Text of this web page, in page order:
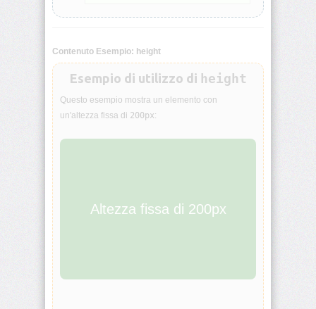
animation-
animation-
duration
animation-
fill-
mode
animation-
iteration-
count
animation-
name
animation-
play-
state
Contenuto Esempio: height
Esempio di utilizzo di height
Questo esempio mostra un elemento con
un'altezza fissa di 200px:
Altezza fissa di 200px